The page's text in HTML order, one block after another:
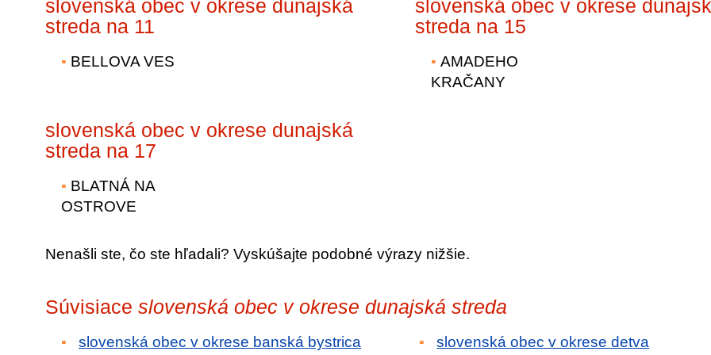
slovenská obec v okrese dunajská
streda na 11
BELLOVA VES
slovenská obec v okrese
streda na 15
AMADEHO
KRAČANY
slovenská obec v okrese dunajská
streda na 17
BLATNÁ NA
OSTROVE
Nenašli ste, čo ste hľadali? Vyskúšajte podobné výrazy nižšie.
Súvisiace slovenská obec v okrese dunajská streda
slovenská obec v okrese banská bystrica slovenská obec v okrese detva